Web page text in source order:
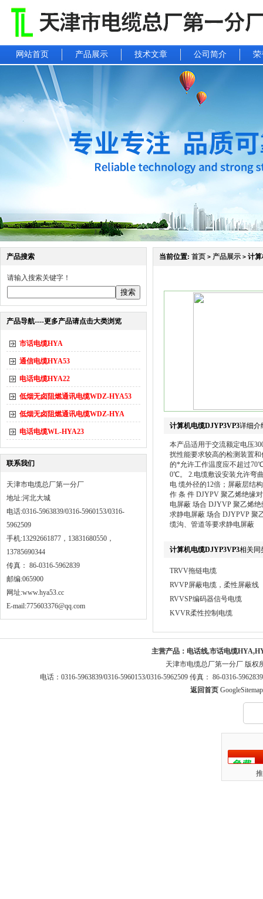
网站首页 产品展示 技术文章 公司简介 荣
产品搜索
请输入搜索关键字！
产品导航----更多产品请点击大类浏览
市话电缆HYA
通信电缆HYA53
电话电缆HYA22
低烟无卤阻燃通讯电缆WDZ-HYA53
低烟无卤阻燃通讯电缆WDZ-HYA
电话电缆WL-HYA23
联系我们
天津市电缆总厂第一分厂
地址:河北大城
电话:0316-5963839/0316-5960153/0316-
5962509
手机:13292661877，13831680550，
13785690344
传真： 86-0316-5962839
邮编:065900
网址:www.hya53.cc
E-mail:775603376@qq.com
当前位置: 首页 > 产品展示 > 计
计算机电缆DJYP3VP3详细介
本产品适用于交流额定电压
扰性能要求较高的检测装置和
的*允许工作温度应不超过
0℃。 2.电缆敷设安装允许弯
电 缆外径的12倍；屏蔽层结
作 条 件 DJYPV 聚乙烯绝缘
电屏蔽 场合 DJYVP 聚乙烯
求静电屏蔽 场合 DJYPVP 聚
缆沟、管道等要求静电屏蔽
计算机电缆DJYP3VP3相关同
TRVV拖链电缆
RVVP屏蔽电缆，柔性屏蔽线
RVVSP编码器信号电缆
KVVR柔性控制电缆
主营产品： 电话线,市话电缆
天津市电缆总厂第一分厂 版权
电话：0316-5963839/0316-5960153/0316-5962509 传真： 86-0316-
返回首页 GoogleSitemap